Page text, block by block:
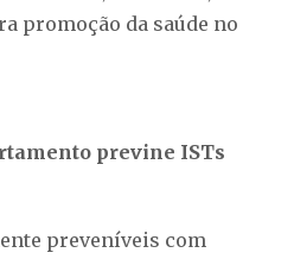
promoção da saúde no
previne ISTs
preveníveis com